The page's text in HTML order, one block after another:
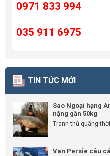
0971 833 994
035 911 6975
TIN TỨC MỚI
Sao Ngoại hạng
nặng gần 50kg
Tranh thủ quãng
Van Persie câu